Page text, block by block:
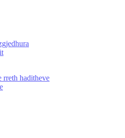
rreth haditheve